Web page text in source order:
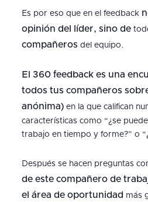
Es por eso que en el feedback
opinión del líder, sino de
compañeros del equipo.
El 360 feedback es una
todos tus compañeros
anónima)en la que califican
características como “¿se
trabajo en tiempo y forme?” o
Después se hacen preguntas
de este compañero de
el área de oportunidad más